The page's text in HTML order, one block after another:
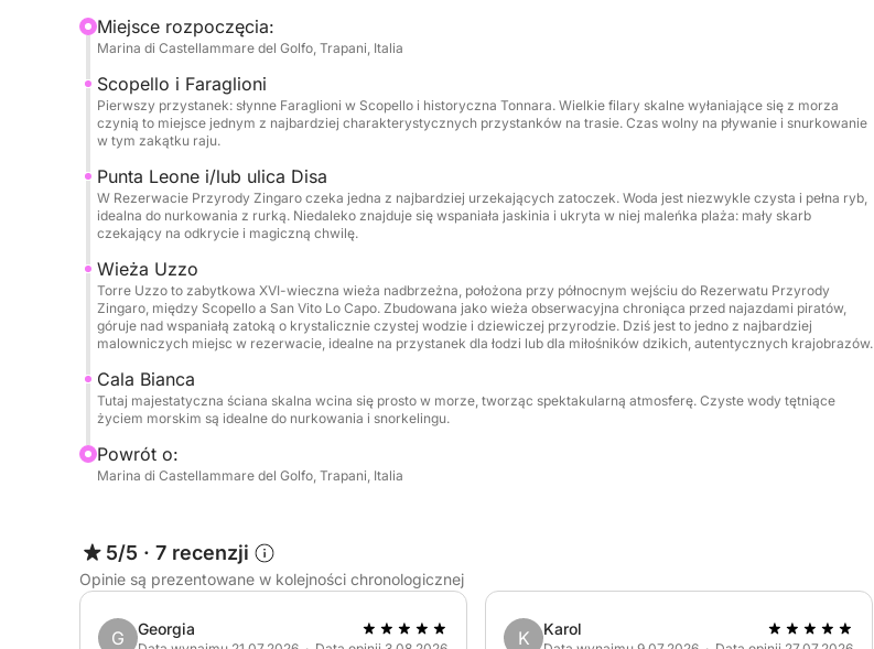
Pomiędzy rejsem a postojami w zatokach powitamy Państwa powitalnym drinkiem prosecco,
zimnymi napojami i lokalnymi przystawkami. W przerwach serwowany będzie lekki lunch w
formie tradycyjnych przekąsek, podawany z wodą i napojami bezalkoholowymi.
Miejsce rozpoczęcia:
Marina di Castellammare del Golfo, Trapani, Italia
Scopello i Faraglioni
Pierwszy przystanek: słynne Faraglioni w Scopello i historyczna Tonnara. Wielkie filary skalne wyłaniające się z morza
czynią to miejsce jednym z najbardziej charakterystycznych przystanków na trasie. Czas wolny na pływanie i snurkowanie
w tym zakątku raju.
Punta Leone i/lub ulica Disa
W Rezerwacie Przyrody Zingaro czeka jedna z najbardziej urzekających zatoczek. Woda jest niezwykle czysta i pełna ryb,
idealna do nurkowania z rurką. Niedaleko znajduje się wspaniała jaskinia i ukryta w niej maleńka plaża: mały skarb
czekający na odkrycie i magiczną chwilę.
Wieża Uzzo
Torre Uzzo to zabytkowa XVI-wieczna wieża nadbrzeżna, położona przy północnym wejściu do Rezerwatu Przyrody
Zingaro, między Scopello a San Vito Lo Capo. Zbudowana jako wieża obserwacyjna chroniąca przed najazdami piratów,
góruje nad wspaniałą zatoką o krystalicznie czystej wodzie i dziewiczej przyrodzie. Dziś jest to jedno z najbardziej
malowniczych miejsc w rezerwacie, idealne na przystanek dla łodzi lub dla miłośników dzikich, autentycznych krajobrazów.
Cala Bianca
Tutaj majestatyczna ściana skalna wcina się prosto w morze, tworząc spektakularną atmosferę. Czyste wody tętniące
życiem morskim są idealne do nurkowania i snorkelingu.
Powrót o:
Marina di Castellammare del Golfo, Trapani, Italia
5/5 · 7 recenzji
Opinie są prezentowane w kolejności chronologicznej
G Georgia K Karol